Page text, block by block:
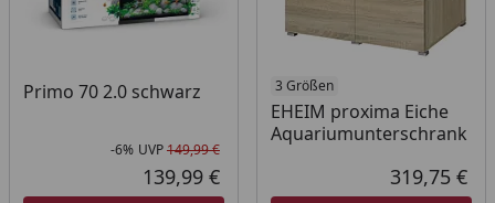
Primo 70 2.0 schwarz
Rabatt in Prozent
-6%
Ursprünglicher Preis
UVP149,99 €
Aktueller Preis
139,99 €
3 Größen
EHEIM proxima Eiche
Aquariumunterschrank
319,75 €